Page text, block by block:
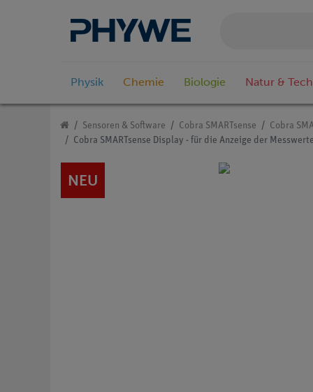
Physik Chemie Biologie Natur &
Sensoren & Software Cobra SMARTsense
Cobra
Cobra SMARTsense Display - für die Anzeige der
NEU